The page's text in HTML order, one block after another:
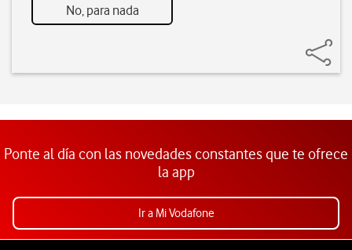
No, para nada
Ponte al día con las novedades constantes que te ofrece
la app
Ir a Mi Vodafone